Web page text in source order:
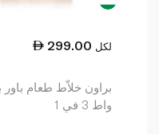
299.00 لكل
واط 3 في 1